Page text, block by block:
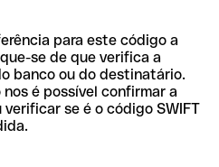
para este código a
se de que verifica a
banco ou do destinatário.
é possível confirmar a
se é o código SWIFT